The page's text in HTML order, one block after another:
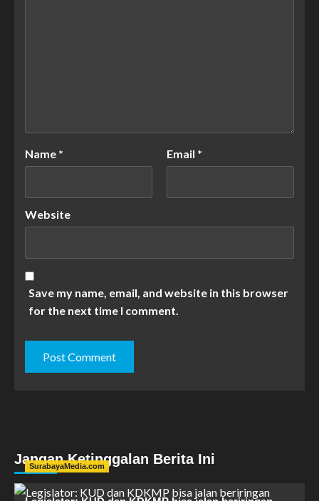
Name * Email *
Website
Save my name, email, and website in this browser
for the next time I comment.
Jangan Ketinggalan Berita Ini
SurabayaMedia.com